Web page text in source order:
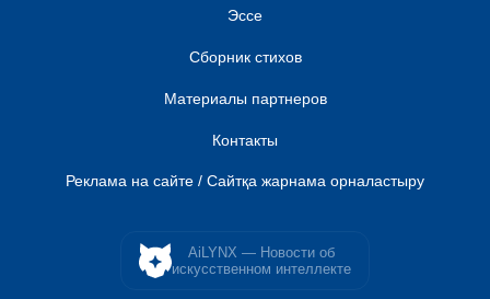
Эссе
Сборник стихов
Материалы партнеров
Контакты
Реклама на сайте / Сайтқа жарнама орналастыру
AiLYNX — Новости об
искусственном интеллекте